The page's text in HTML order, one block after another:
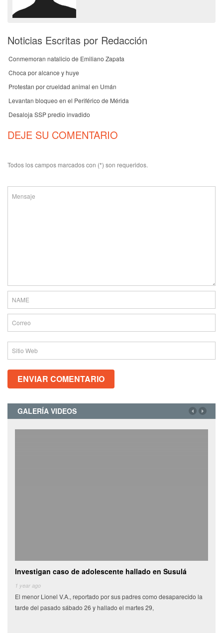
Noticias Escritas por Redacción
Conmemoran natalicio de Emiliano Zapata
Choca por alcance y huye
Protestan por crueldad animal en Umán
Levantan bloqueo en el Periférico de Mérida
Desaloja SSP predio invadido
DEJE SU COMENTARIO
Todos los campos marcados con (*) son requeridos.
GALERÍA VIDEOS
Investigan caso de adolescente hallado en Susulá
1 year ago
El menor Lionel V.A., reportado por sus padres como desaparecido la
tarde del pasado sábado 26 y hallado el martes 29,